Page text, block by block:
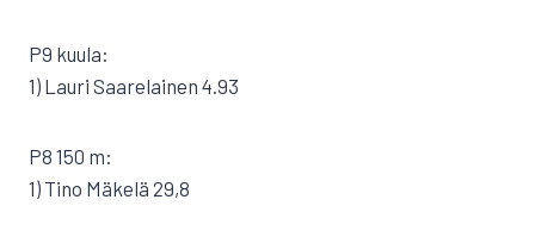
P9 kuula:
1) Lauri Saarelainen 4.93
P8 150 m:
1) Tino Mäkelä 29,8